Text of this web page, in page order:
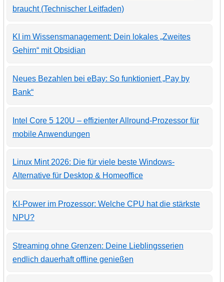
braucht (Technischer Leitfaden)
KI im Wissensmanagement: Dein lokales „Zweites
Gehirn“ mit Obsidian
Neues Bezahlen bei eBay: So funktioniert „Pay by
Bank“
Intel Core 5 120U – effizienter Allround-Prozessor für
mobile Anwendungen
Linux Mint 2026: Die für viele beste Windows-
Alternative für Desktop & Homeoffice
KI-Power im Prozessor: Welche CPU hat die stärkste
NPU?
Streaming ohne Grenzen: Deine Lieblingsserien
endlich dauerhaft offline genießen